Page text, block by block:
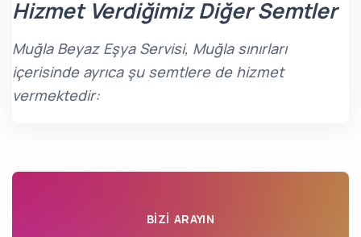
Hizmet Verdiğimiz Diğer Semtler
Muğla Beyaz Eşya Servisi, Muğla sınırları
içerisinde ayrıca şu semtlere de hizmet
vermektedir:
BIZI ARAYIN